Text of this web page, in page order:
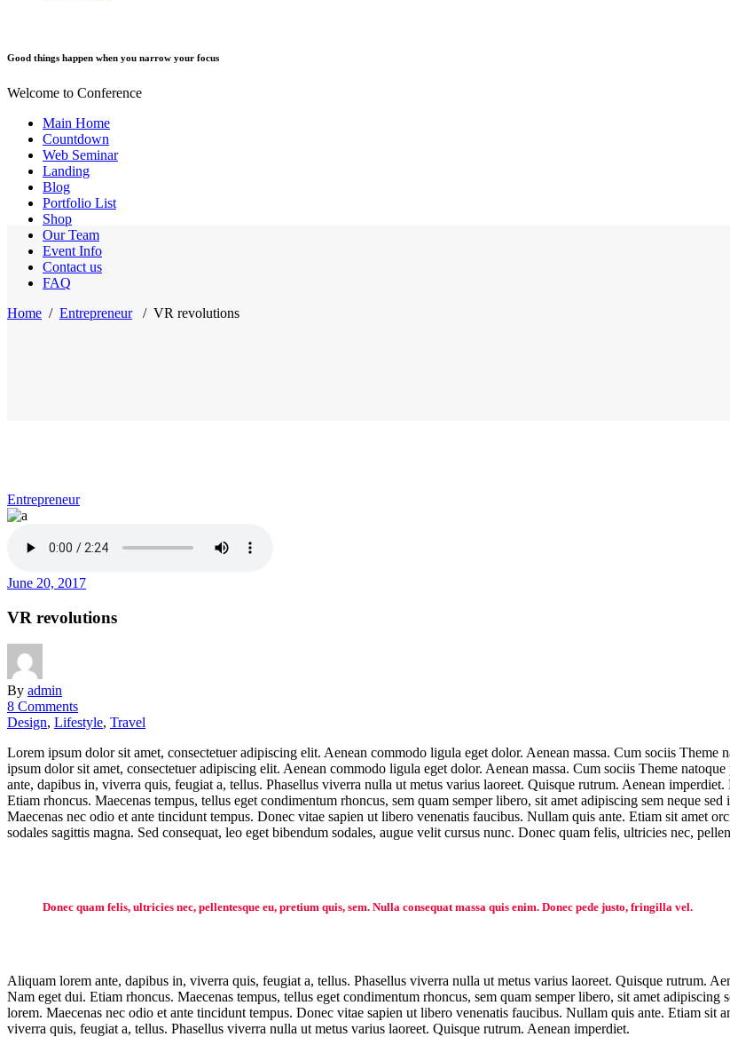
Good things happen when you narrow your focus
Welcome to Conference
Main Home
Countdown
Web Seminar
Landing
Blog
Portfolio List
Shop
Our Team
Event Info
Contact us
FAQ
Home / Entrepreneur / VR revolutions
Entrepreneur
June 20, 2017
VR revolutions
By admin
8 Comments
Design, Lifestyle, Travel
Lorem ipsum dolor sit amet, consectetuer adipiscing elit. Aenean commodo ligula eget dolor. Aenean massa. Cum sociis
ipsum dolor sit amet, consectetuer adipiscing elit. Aenean commodo ligula eget dolor. Aenean massa. Cum sociis Theme
ante, dapibus in, viverra quis, feugiat a, tellus. Phasellus viverra nulla ut metus varius laoreet. Quisque rutrum. Aenean
Etiam rhoncus. Maecenas tempus, tellus eget condimentum rhoncus, sem quam semper libero, sit amet adipiscing sem neque
Maecenas nec odio et ante tincidunt tempus. Donec vitae sapien ut libero venenatis faucibus. Nullam quis ante. Etiam sit amet
sodales sagittis magna. Sed consequat, leo eget bibendum sodales, augue velit cursus nunc. Donec quam felis, ultricies nec,
Donec quam felis, ultricies nec, pellentesque eu, pretium quis, sem. Nulla consequat massa quis enim. Donec pede justo, fringilla vel.
Aliquam lorem ante, dapibus in, viverra quis, feugiat a, tellus. Phasellus viverra nulla ut metus varius laoreet. Quisque rutrum.
Nam eget dui. Etiam rhoncus. Maecenas tempus, tellus eget condimentum rhoncus, sem quam semper libero, sit amet
lorem. Maecenas nec odio et ante tincidunt tempus. Donec vitae sapien ut libero venenatis faucibus. Nullam quis ante. Etiam
viverra quis, feugiat a, tellus. Phasellus viverra nulla ut metus varius laoreet. Quisque rutrum. Aenean imperdiet.